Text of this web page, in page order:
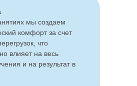
мы создаем
комфорт за счет
что
влияет на весь
и на результат в